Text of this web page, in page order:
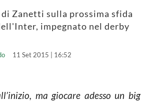
di Zanetti sulla prossima sfida
impegnato nel derby
11 Set 2015 | 16:52
ma giocare adesso un big